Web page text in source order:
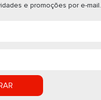
e promoções por e-mail.